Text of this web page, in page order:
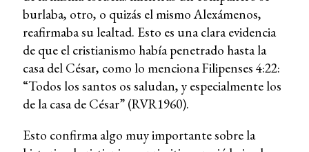
burlaba, otro, o quizás el mismo Alexámenos,
reafirmaba su lealtad. Esto es una clara evidencia
de que el cristianismo había penetrado hasta la
casa del César, como lo menciona Filipenses 4:22:
“Todos los santos os saludan, y especialmente los
de la casa de César” (RVR1960).
Esto confirma algo muy importante sobre la